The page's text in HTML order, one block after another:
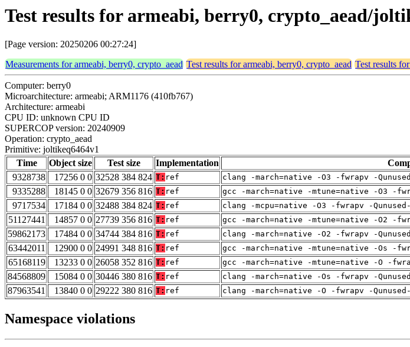
Test results for armeabi, berry0, crypto_aead/
[Page version: 20250206 00:27:24]
Measurements for armeabi, berry0, crypto_aead Test results for armeabi, berry0, crypto_aead Test results
Computer: berry0
Microarchitecture: armeabi; ARM1176 (410fb767)
Architecture: armeabi
CPU ID: unknown CPU ID
SUPERCOP version: 20240909
Operation: crypto_aead
Primitive: joltikeq6464v1
Time
Object size Test size Implementation
9328738
17256 0 0 32528 384 824 T: ref clang -march=native -O3 -fwrapv -
9335288
18145 0 0 32679 356 816 T: ref gcc -march=native -mtune=native -O3 -
9717534
17184 0 0 32488 384 824 T: ref clang -mcpu=native -O3 -fwrapv -
51127441
14857 0 0 27739 356 816 T: ref gcc -march=native -mtune=native -O2 -
59862173
17484 0 0 34744 384 816 T: ref clang -march=native -O2 -fwrapv -
63442011
12900 0 0 24991 348 816 T: ref gcc -march=native -mtune=native -Os -
65168119
13233 0 0 26058 352 816 T: ref gcc -march=native -mtune=native -O -
84568809
15084 0 0 30446 380 816 T: ref clang -march=native -Os -fwrapv -
87963541
13840 0 0 29222 380 816 T: ref clang -march=native -O -fwrapv -
Namespace violations